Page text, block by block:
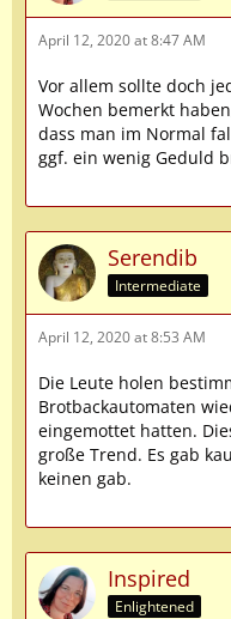
April 12, 2020 at 8:47 AM
Vor allem sollte doch
Wochen bemerkt
dass man im Normal
ggf. ein wenig Geduld
Serendib
Intermediate
April 12, 2020 at 8:53 AM
Die Leute holen
Brotbackautomaten
eingemottet hatten.
große Trend. Es gab
keinen gab.
Inspired
Enlightened